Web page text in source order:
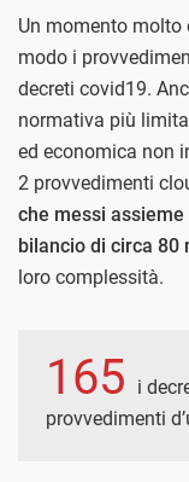
Un momento molto
modo i
decreti covid19.
normativa più
ed economica non
2 provvedimenti
che messi
bilancio di circa 80
loro complessità.
165
i
provvedimenti